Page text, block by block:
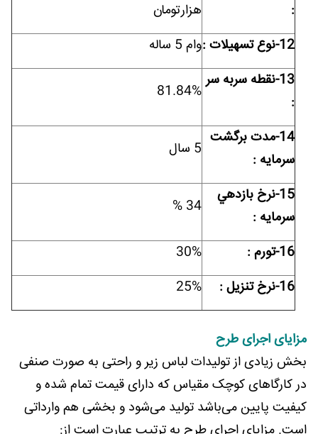
:
هزارتومان
12-نوع تسهيلات :
وام 5 ساله
13-نقطه سربه سر
:
81.84%
14-مدت برگشت
سرمايه :
5 سال
15-نرخ بازدهي
سرمايه :
34 %
16-تورم :
30%
16-نرخ تنزیل :
25%
مزایای اجرای طرح
بخش زیادی از تولیدات لباس زیر و راحتی به صورت صنفی
در کارگاهای کوچک مقیاس که دارای قیمت تمام شده و
کیفیت پایین می‌باشد تولید می‌شود و بخشی هم وارداتی